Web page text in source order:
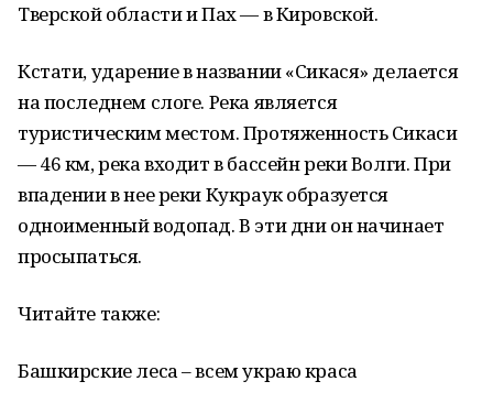
Тверской области и Пах — в Кировской.
Кстати, ударение в названии «Сикася» делается
на последнем слоге. Река является
туристическим местом. Протяженность Сикаси
— 46 км, река входит в бассейн реки Волги. При
впадении в нее реки Кукраук образуется
одноименный водопад. В эти дни он начинает
просыпаться.
Читайте также:
Башкирские леса – всем украю краса